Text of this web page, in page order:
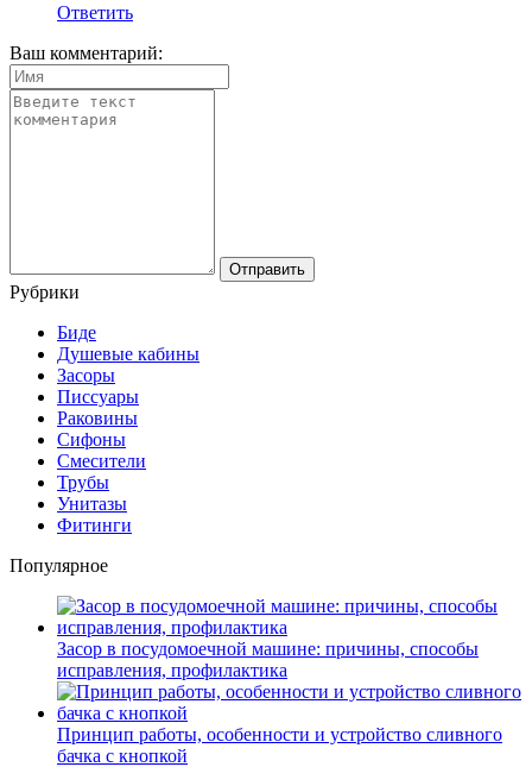
Ответить
Ваш комментарий:
Рубрики
Биде
Душевые кабины
Засоры
Писсуары
Раковины
Сифоны
Смесители
Трубы
Унитазы
Фитинги
Популярное
Засор в посудомоечной машине: причины, способы
исправления, профилактика
Принцип работы, особенности и устройство сливного
бачка с кнопкой